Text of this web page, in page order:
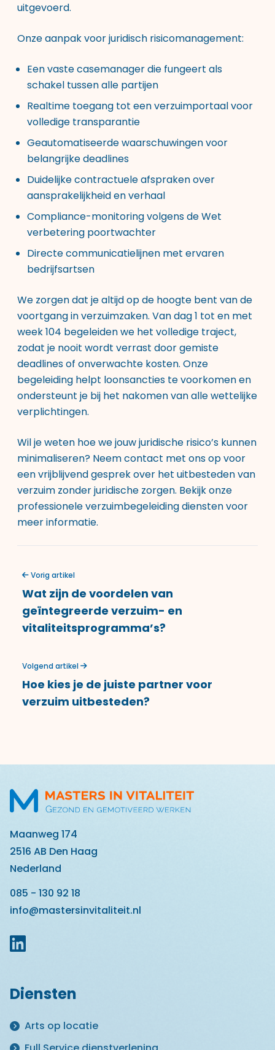
uitgevoerd.
Onze aanpak voor juridisch risicomanagement:
Een vaste casemanager die fungeert als
schakel tussen alle partijen
Realtime toegang tot een verzuimportaal voor
volledige transparantie
Geautomatiseerde waarschuwingen voor
belangrijke deadlines
Duidelijke contractuele afspraken over
aansprakelijkheid en verhaal
Compliance-monitoring volgens de Wet
verbetering poortwachter
Directe communicatielijnen met ervaren
bedrijfsartsen
We zorgen dat je altijd op de hoogte bent van de
voortgang in verzuimzaken. Van dag 1 tot en met
week 104 begeleiden we het volledige traject,
zodat je nooit wordt verrast door gemiste
deadlines of onverwachte kosten. Onze
begeleiding helpt loonsancties te voorkomen en
ondersteunt je bij het nakomen van alle wettelijke
verplichtingen.
Wil je weten hoe we jouw juridische risico’s kunnen
minimaliseren? Neem contact met ons op voor
een vrijblijvend gesprek over het uitbesteden van
verzuim zonder juridische zorgen. Bekijk onze
professionele verzuimbegeleiding dienstenvoor
meer informatie.
Vorig artikel
Wat zijn de voordelen van
geïntegreerde verzuim- en
vitaliteitsprogramma’s?
Volgend artikel
Hoe kies je de juiste partner voor
verzuim uitbesteden?
Maanweg 174
2516 AB Den Haag
Nederland
085 - 130 92 18
info@mastersinvitaliteit.nl
Diensten
Arts op locatie